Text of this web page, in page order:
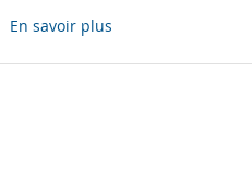
En savoir plus